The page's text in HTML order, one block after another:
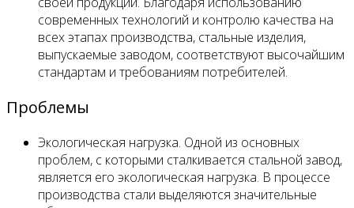
современных технологий и контролю качества на
всех этапах производства, стальные изделия,
выпускаемые заводом, соответствуют высочайшим
стандартам и требованиям потребителей.
Проблемы
Экологическая нагрузка. Одной из основных
проблем, с которыми сталкивается стальной завод,
является его экологическая нагрузка. В процессе
производства стали выделяются значительные